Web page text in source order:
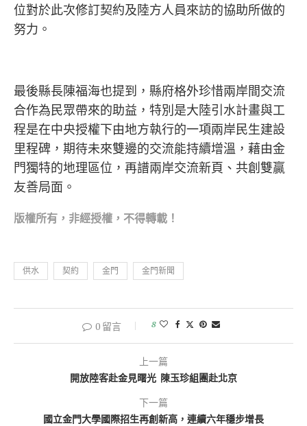
位對於此次修訂契約及陸方人員來訪的協助所做的
努力。
最後縣長陳福海也提到，縣府格外珍惜兩岸間交流
合作為民眾帶來的助益，特別是大陸引水計畫與工
程是在中央授權下由地方執行的一項兩岸民生建設
里程碑，期待未來雙邊的交流能持續增溫，藉由金
門獨特的地理區位，再譜兩岸交流新頁、共創雙贏
友善局面。
版權所有，非經授權，不得轉載！
供水 契約 金門 金門新聞
0 留言 8
上一篇
開放陸客赴金見曙光 陳玉珍組團赴北京
下一篇
國立金門大學國際招生再創新高，連續六年穩步增長